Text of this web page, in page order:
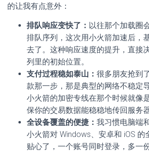
的让我有点意外：
排队响应变快了： 以往那个加载圈
排队序列，这次用小火箭加速后，
去了。这种响应速度的提升，直接
列里的初始位置。
支付过程稳如泰山： 很多朋友抢到
款那一步，那是典型的网络不稳定
小火箭的加密专线在那个时候就像
保你的交易数据能稳稳地传回服务器
全设备覆盖的便捷： 我习惯电脑端
小火箭对 Windows、安卓和 iOS 的
贴心了，一个账号同时登录，多一